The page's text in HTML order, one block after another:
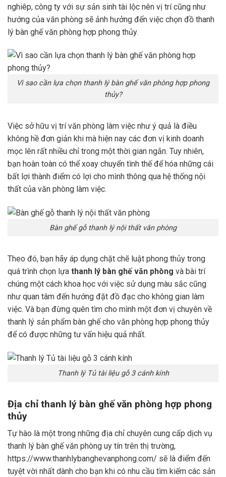
nghiêp, công ty với sự sản sinh tài lộc nên vị trí cũng như
hướng của văn phòng sẽ ảnh hưởng đến việc chọn đồ thanh
lý bàn ghế văn phòng hợp phong thủy.
Vì sao cần lựa chọn thanh lý bàn ghế văn phòng hợp phong
thủy?
Việc sở hữu vị trí văn phòng làm việc như ý quả là điều
không hề đơn giản khi mà hiện nay các đơn vị kinh doanh
mọc lên rất nhiều chỉ trong một thời gian ngắn. Tuy nhiên,
bạn hoàn toàn có thể xoay chuyển tình thế để hóa những cái
bất lợi thành điểm có lợi cho mình thông qua hệ thống nội
thất của văn phòng làm việc.
Bàn ghế gỗ thanh lý nội thất văn phòng
Theo đó, bạn hãy áp dụng chặt chẽ luật phong thủy trong
quá trình chọn lựa thanh lý bàn ghế văn phòng và bài trí
chúng một cách khoa học với việc sử dụng màu sắc cũng
như quan tâm đến hướng đặt đồ đạc cho không gian làm
việc. Và bạn đừng quên tìm cho mình một đơn vị chuyên về
thanh lý sản phẩm bàn ghế cho văn phòng hợp phong thủy
để có được những tư vấn hiệu quả nhất.
Thanh lý Tủ tài liệu gỗ 3 cánh kính
Địa chỉ thanh lý bàn ghế văn phòng hợp phong
thủy
Tự hào là một trong những địa chỉ chuyên cung cấp dịch vụ
thanh lý bàn ghế văn phòng uy tín trên thị trường,
https://www.thanhlybanghevanphong.com/ sẽ là điểm đến
tuyệt vời nhất dành cho bạn khi có nhu cầu tìm kiếm các sản